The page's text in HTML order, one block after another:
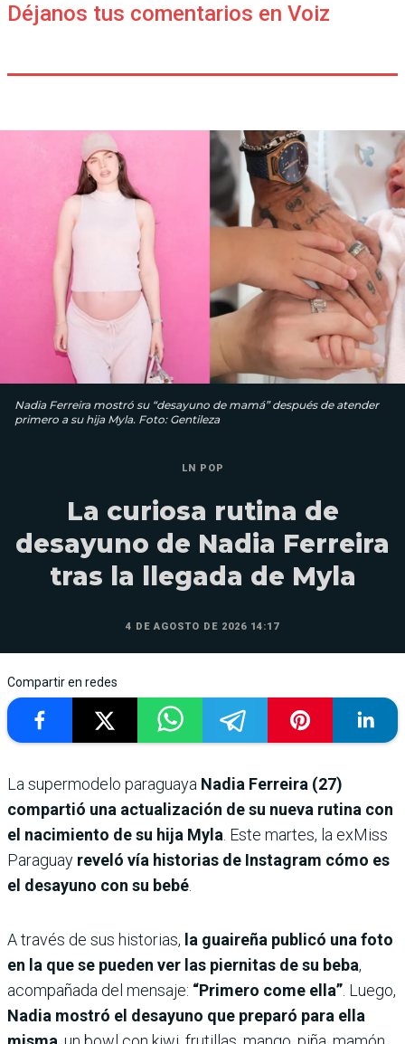
Déjanos tus comentarios en Voiz
Nadia Ferreira mostró su “desayuno de mamá” después de atender
primero a su hija Myla. Foto: Gentileza
LN POP
La curiosa rutina de
desayuno de Nadia Ferreira
tras la llegada de Myla
4 DE AGOSTO DE 2026 14:17
Compartir en redes
La supermodelo paraguaya Nadia Ferreira (27)
compartió una actualización de su nueva rutina con
el nacimiento de su hija Myla . Este martes, la exMiss
Paraguay reveló vía historias de Instagram cómo es
el desayuno con su bebé
A través de sus historias, la guaireña publicó una foto
en la que se pueden ver las piernitas de su beba,
acompañada del mensaje: “Primero come ella” . Luego,
Nadia mostró el desayuno que preparó para ella